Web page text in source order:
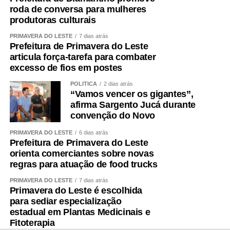
por meio de uma atividade saudável.”
*PROGRAMAÇÃO NO MUSEU*
O Museu oferece programação completa para toda a
família. Além da oficina, quem visitar o Museu poderá
aproveitar a Feira Permanente, realizada das 9h às 17h,
com entrada gratuita. O espaço reúne gastronomia
regional, artesanato, produtores da economia criativa,
bingo e atrações culturais em um ambiente integrado à
natureza.
As crianças também poderão brincar no playground,
participar das atividades de desenho e pintura junto ao
painel “Traços do Tempo”, criado pelo artista Babu78
durante as comemorações dos 20 anos do Museu, além
de explorar os jardins da histórica Casa Dom Aquino.
Os visitantes ainda podem conhecer a exposição
roda de conversa para mulheres
produtoras culturais
PRIMAVERA DO LESTE 7 dias atrás
Prefeitura de Primavera do Leste
articula força-tarefa para combater
excesso de fios em postes
POLÍTICA 2 dias atrás
“Vamos vencer os gigantes”,
afirma Sargento Jucá durante
convenção do Novo
PRIMAVERA DO LESTE 6 dias atrás
Prefeitura de Primavera do Leste
orienta comerciantes sobre novas
regras para atuação de food trucks
PRIMAVERA DO LESTE 7 dias atrás
Primavera do Leste é escolhida
para sediar especialização
estadual em Plantas Medicinais e
Fitoterapia